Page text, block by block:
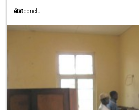
état conclu